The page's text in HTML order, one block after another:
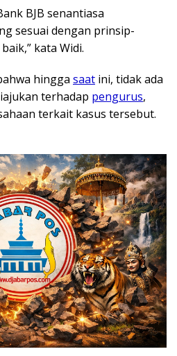
BJB senantiasa
sesuai dengan prinsip-
kata Widi.
hingga saat ini, tidak ada
terhadap pengurus,
terkait kasus tersebut.